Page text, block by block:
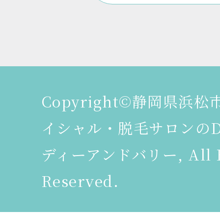
Copyright©静岡県浜松
イシャル・脱毛サロン
ディーアンドバリー,
Reserved.